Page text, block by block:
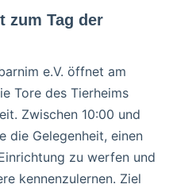
zum Tag der
e.V. öffnet am
Tore des Tierheims
Zwischen 10:00 und
die Gelegenheit, einen
zu werfen und
kennenzulernen. Ziel